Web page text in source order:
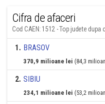
Cifra de afaceri
Cod CAEN: 1512 - Top judete dupa
1. BRASOV
370,9 milioane lei (84,3
2. SIBIU
234,1 milioane lei (53,2